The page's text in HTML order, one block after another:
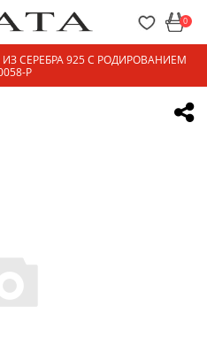
0
СЕРЕБРА 925 С РОДИРОВАНИЕМ
Р